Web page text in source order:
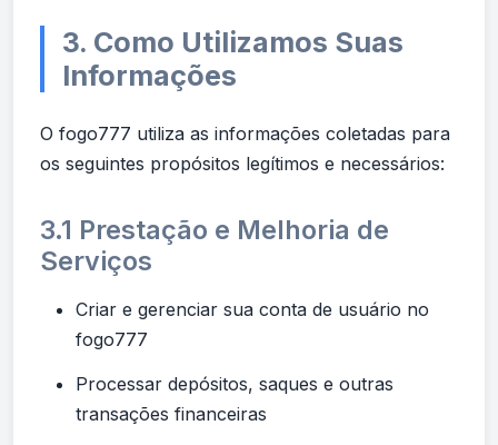
3. Como Utilizamos Suas
Informações
O fogo777 utiliza as informações coletadas para
os seguintes propósitos legítimos e necessários:
3.1 Prestação e Melhoria de
Serviços
Criar e gerenciar sua conta de usuário no
fogo777
Processar depósitos, saques e outras
transações financeiras